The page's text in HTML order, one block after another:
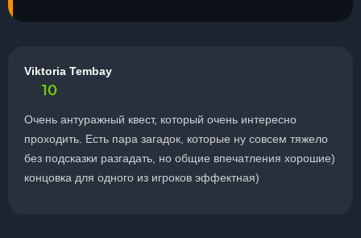
Viktoria Tembay
10
Очень антуражный квест, который очень интересно
проходить. Есть пара загадок, которые ну совсем тяжело
без подсказки разгадать, но общие впечатления хорошие)
концовка для одного из игроков эффектная)